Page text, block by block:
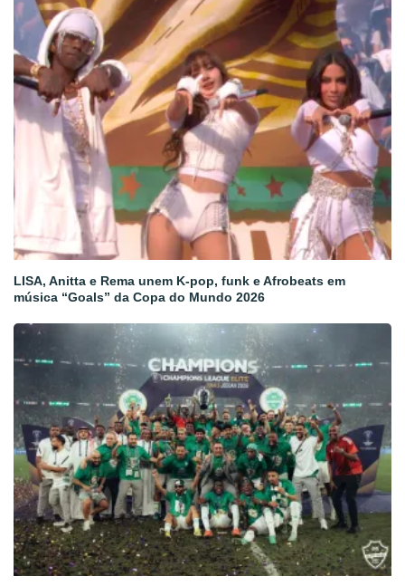
LISA, Anitta e Rema unem K-pop, funk e Afrobeats em
música “Goals” da Copa do Mundo 2026